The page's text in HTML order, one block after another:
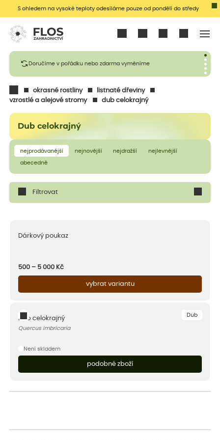
S ohledem na vysoké teploty odesíláme pouze od pondělí do středy
Doručíme v pořádku nebo zdarma vyměníme
okrasné rostliny
listnaté dřeviny
vzrostlé a alejové stromy
dub celokrajný
Dub celokrajný
nejprodávanější nejnovější nejdražší nejlevnější
abecedně
Filtrovat
Dárkový poukaz
500 – 5 000 Kč
vybrat variantu
Dub
Dub celokrajný
Quercus imbricaria
Není skladem
podobné zboží